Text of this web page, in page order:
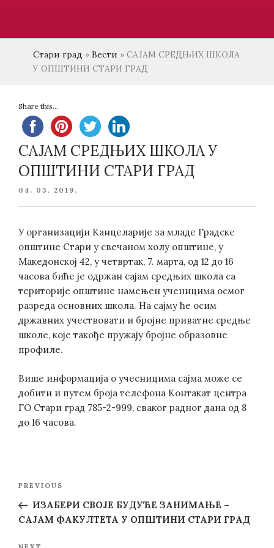
Стари град » Вести » САЈАМ СРЕДЊИХ ШКОЛА
У ОПШТИНИ СТАРИ ГРАД
Share this...
САЈАМ СРЕДЊИХ ШКОЛА У
ОПШТИНИ СТАРИ ГРАД
POSTED
04. 03. 2019.
У организацији Канцеларије за младе Градске
општине Стари у свечаном холу општине, у
Македонској 42, у четвртак, 7. марта, од 12 до 16
часова биће је одржан сајам средњих школа са
територије општине намењен ученицима осмог
разреда основних школа. На сајму ће осим
државних учествовати и бројне приватне средње
школе, које такође пружају бројне образовне
профиле.
Више информација о учесницима сајма може се
добити и путем броја телефона Контакат центра
ГО Стари град 785-2-999, сваког радног дана од 8
до 16 часова.
Post
Previous
Post
PREVIOUS
ИЗАБЕРИ СВОЈЕ БУДУЋЕ ЗАНИМАЊЕ –
САЈАМ ФАКУЛТЕТА У ОПШТИНИ СТАРИ ГРАД